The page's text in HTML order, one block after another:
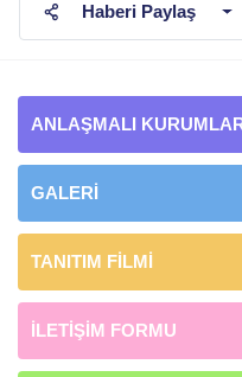
Haberi Paylaş
ANLAŞMALI
GALERİ
TANITIM FİLMİ
İLETİŞİM FORMU